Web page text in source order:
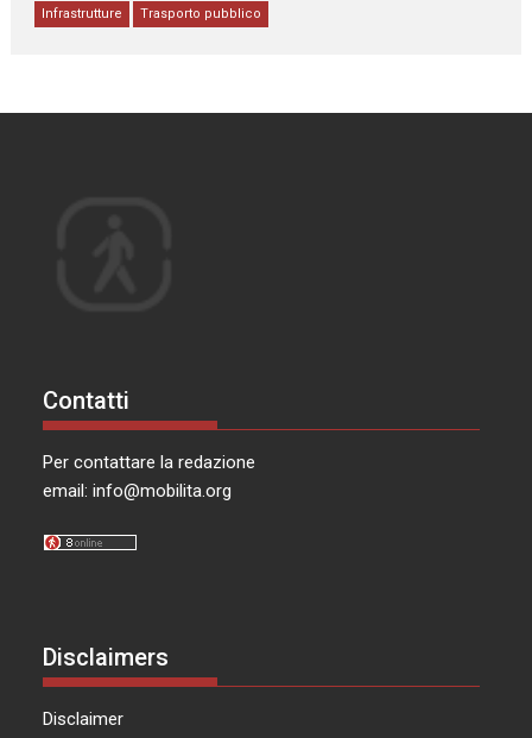
Infrastrutture Trasporto pubblico
Contatti
Per contattare la redazione
email:info@mobilita.org
Disclaimers
Disclaimer